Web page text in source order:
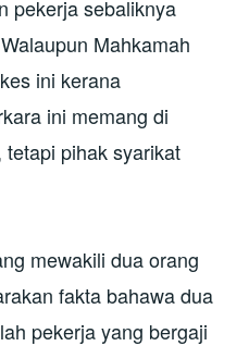
pekerja sebaliknya
Mahkamah
ini kerana
ini memang di
pihak syarikat
mewakili dua orang
fakta bahawa dua
pekerja yang bergaji